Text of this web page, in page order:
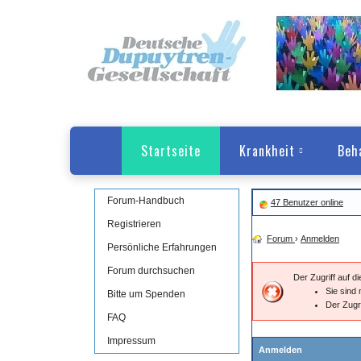
Startseite Krankheit
Forum-Handbuch
Registrieren
Persönliche Erfahrungen
Forum durchsuchen
Bitte um Spenden
FAQ
Impressum
47 Benutzer online
Forum › Anmelden
Der Zugriff auf
Sie sind
Der
Anmelden